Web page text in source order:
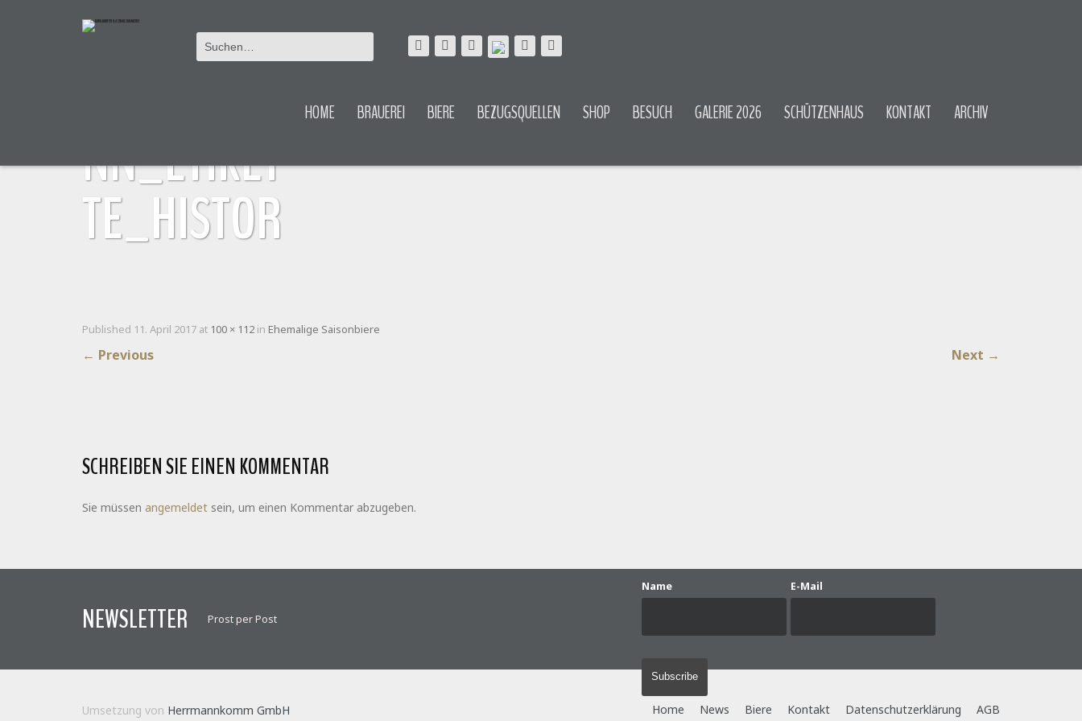
HOME BRAUEREI BIERE BEZUGSQUELLEN SHOP BESUCH GALERIE 2026 SCHÜTZENHAUS KONTAKT ARCHIV
NN_ETIKET
TE_HISTOR
Published 11. April 2017 at 100 × 112 in Ehemalige Saisonbiere
← Previous Next →
SCHREIBEN SIE EINEN KOMMENTAR
Sie müssen angemeldet sein, um einen Kommentar abzugeben.
NEWSLETTER Prost per Post
Name E-Mail
Umsetzung von Herrmannkomm GmbH Home News Biere Kontakt Datenschutzerklärung AGB